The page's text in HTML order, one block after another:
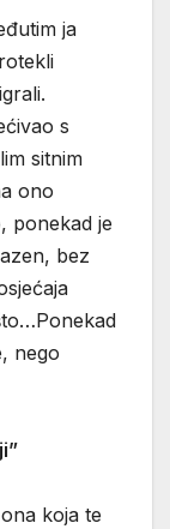
ja
s
sitnim
ono
ponekad je
bez
nego
koja te